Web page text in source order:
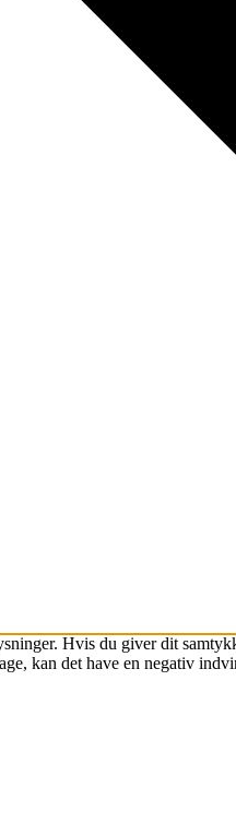
Hvis du giver dit
kan det have en negativ